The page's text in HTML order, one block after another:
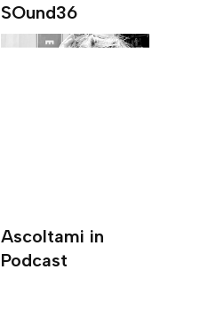
SOund36
Ascoltami in
Podcast